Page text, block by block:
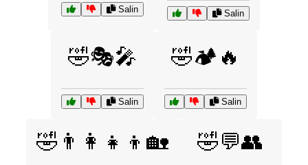
Salin Salin
🤣🎭🎤
Salin
🤣🏕️🔥
Salin
🤣👨‍👩‍👧‍👦🏡 🤣💬👥